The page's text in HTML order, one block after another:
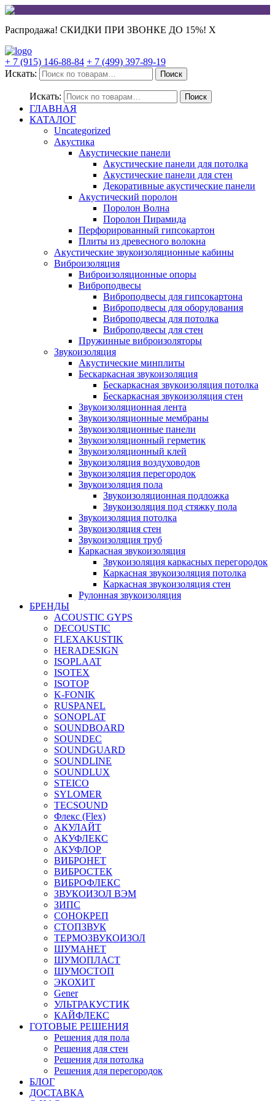
Распродажа! СКИДКИ ПРИ ЗВОНКЕ ДО 15%! X
+ 7 (915) 146-88-84 + 7 (499) 397-89-19
Искать:
Поиск
Искать: Поиск
ГЛАВНАЯ
КАТАЛОГ
Uncategorized
Акустика
Акустические панели
Акустические панели для потолка
Акустические панели для стен
Декоративные акустические панели
Акустический поролон
Поролон Волна
Поролон Пирамида
Перфорированный гипсокартон
Плиты из древесного волокна
Акустические звукоизоляционные кабины
Виброизоляция
Виброизоляционные опоры
Виброподвесы
Виброподвесы для гипсокартона
Виброподвесы для оборудования
Виброподвесы для потолка
Виброподвесы для стен
Пружинные виброизоляторы
Звукоизоляция
Акустические минплиты
Бескаркасная звукоизоляция
Бескаркасная звукоизоляция потолка
Бескаркасная звукоизоляция стен
Звукоизоляционная лента
Звукоизоляционные мембраны
Звукоизоляционные панели
Звукоизоляционный герметик
Звукоизоляционный клей
Звукоизоляция воздуховодов
Звукоизоляция перегородок
Звукоизоляция пола
Звукоизоляционная подложка
Звукоизоляция под стяжку пола
Звукоизоляция потолка
Звукоизоляция стен
Звукоизоляция труб
Каркасная звукоизоляция
Звукоизоляция каркасных перегородок
Каркасная звукоизоляция потолка
Каркасная звукоизоляция стен
Рулонная звукоизоляция
БРЕНДЫ
ACOUSTIC GYPS
DECOUSTIC
FLEXAKUSTIK
HERADESIGN
ISOPLAAT
ISOTEX
ISOTOP
K-FONIK
RUSPANEL
SONOPLAT
SOUNDBOARD
SOUNDEC
SOUNDGUARD
SOUNDLINE
SOUNDLUX
STEICO
SYLOMER
TECSOUND
Флекс (Flex)
АКУЛАЙТ
АКУФЛЕКС
АКУФЛОР
ВИБРОНЕТ
ВИБРОСТЕК
ВИБРОФЛЕКС
ЗВУКОИЗОЛ ВЭМ
ЗИПС
СОНОКРЕП
СТОПЗВУК
ТЕРМОЗВУКОИЗОЛ
ШУМАНЕТ
ШУМОПЛАСТ
ШУМОСТОП
ЭКОХИТ
Gener
УЛЬТРАКУСТИК
КАЙФЛЕКС
ГОТОВЫЕ РЕШЕНИЯ
Решения для пола
Решения для стен
Решения для потолка
Решения для перегородок
БЛОГ
ДОСТАВКА